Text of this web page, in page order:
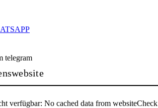
telegram
verfügbar: No cached data from websiteCheck